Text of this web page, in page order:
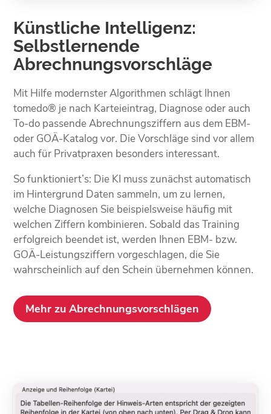
Künstliche Intelligenz:
Selbst­lernende
Abrechnungs­­vorschläge
Mit Hilfe modernster Algorithmen schlägt Ihnen
tomedo® je nach Kartei­eintrag, Diagnose oder auch
To-do passende Abrechnungs­ziffern aus dem EBM-
oder GOÄ-Katalog vor. Die Vorschläge sind vor allem
auch für Privat­praxen besonders interessant.
So funktioniert’s: Die KI muss zunächst auto­matisch
im Hinter­grund Daten sammeln, um zu lernen,
welche Diagnosen Sie beispiels­weise häufig mit
welchen Ziffern kombinieren. Sobald das Training
erfolgreich beendet ist, werden Ihnen EBM- bzw.
GOÄ-Leistungs­ziffern vorgeschlagen, die Sie
wahrscheinlich auf den Schein übernehmen können.
Mehr zu Abrechnungsvorschlägen